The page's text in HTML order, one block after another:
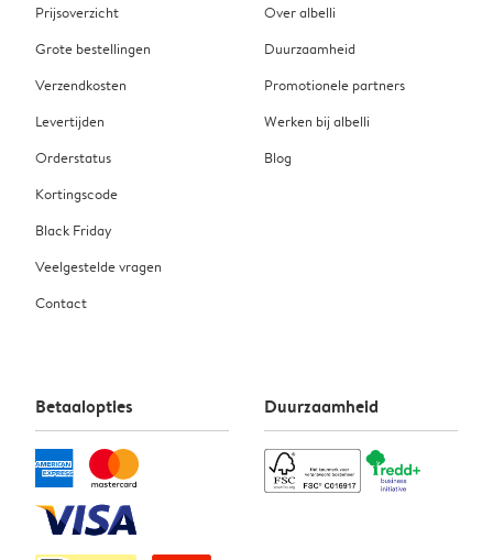
Prijsoverzicht
Grote bestellingen
Verzendkosten
Levertijden
Orderstatus
Kortingscode
Black Friday
Veelgestelde vragen
Contact
Over albelli
Duurzaamheid
Promotionele partners
Werken bij albelli
Blog
Betaalopties Duurzaamheid